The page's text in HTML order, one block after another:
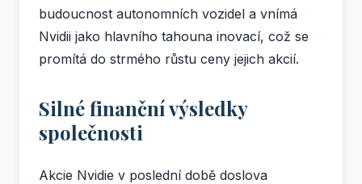
budoucnost autonomních vozidel a vnímá
Nvidii jako hlavního tahouna inovací, což se
promítá do strmého růstu ceny jejich akcií.
Silné finanční výsledky
společnosti
Akcie Nvidie v poslední době doslova